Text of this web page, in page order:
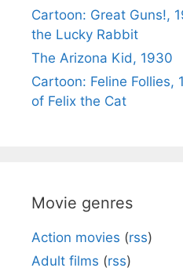
Cartoon: Great Guns!,
the Lucky Rabbit
The Arizona Kid, 1930
Cartoon: Feline Follies,
of Felix the Cat
Movie genres
Action movies (rss)
Adult films (rss)